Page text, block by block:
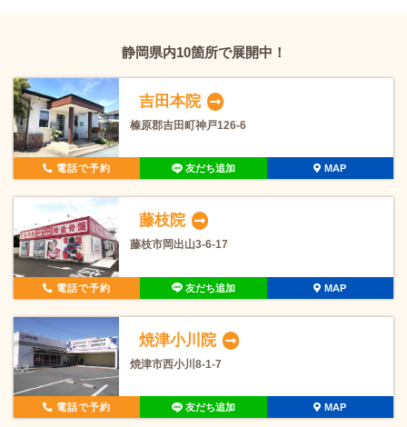
静岡県内10箇所で展開中！
吉田本院
榛原郡吉田町神戸126-6
電話で予約 友だち追加 MAP
藤枝院
藤枝市岡出山3-6-17
電話で予約 友だち追加 MAP
焼津小川院
焼津市西小川8-1-7
電話で予約 友だち追加 MAP